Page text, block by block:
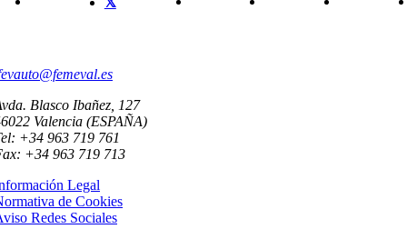
Blasco Ibañez, 127
Valencia (ESPAÑA)
+34 963 719 761
+34 963 719 713
Legal
de Cookies
Redes Sociales